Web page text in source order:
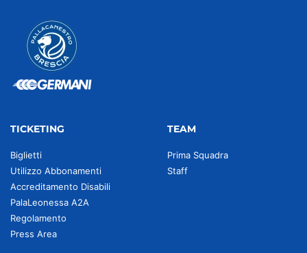
TICKETING
Biglietti
Utilizzo Abbonamenti
Accreditamento Disabili
PalaLeonessa A2A
Regolamento
Press Area
TEAM
Prima Squadra
Staff